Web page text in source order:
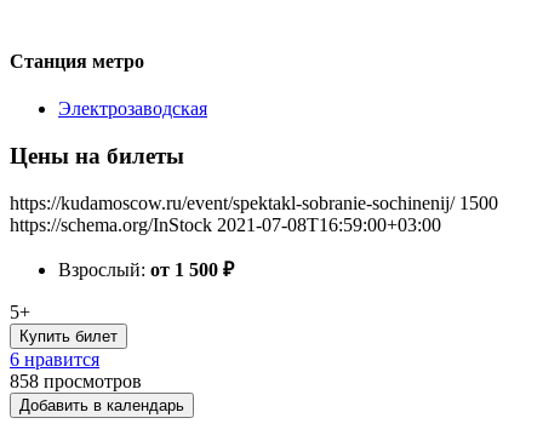
Станция метро
Электрозаводская
Цены на билеты
https://kudamoscow.ru/event/spektakl-sobranie-sochinenij/ 1500
https://schema.org/InStock 2021-07-08T16:59:00+03:00
Взрослый: от 1 500 ₽
5+
Купить билет
6 нравится
858 просмотров
Добавить в календарь